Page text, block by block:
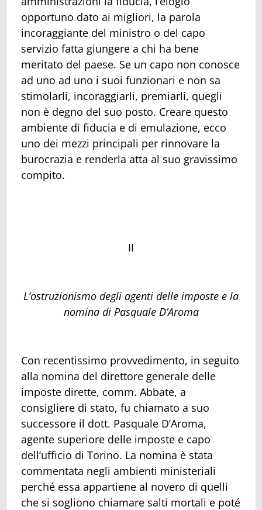
opportuno dato ai migliori, la parola
incoraggiante del ministro o del capo
servizio fatta giungere a chi ha bene
meritato del paese. Se un capo non conosce
ad uno ad uno i suoi funzionari e non sa
stimolarli, incoraggiarli, premiarli, quegli
non è degno del suo posto. Creare questo
ambiente di fiducia e di emulazione, ecco
uno dei mezzi principali per rinnovare la
burocrazia e renderla atta al suo gravissimo
compito.
II
L’ostruzionismo degli agenti delle imposte e la
nomina di Pasquale D’Aroma
Con recentissimo provvedimento, in seguito
alla nomina del direttore generale delle
imposte dirette, comm. Abbate, a
consigliere di stato, fu chiamato a suo
successore il dott. Pasquale D’Aroma,
agente superiore delle imposte e capo
dell’ufficio di Torino. La nomina è stata
commentata negli ambienti ministeriali
perché essa appartiene al novero di quelli
che si sogliono chiamare salti mortali e poté